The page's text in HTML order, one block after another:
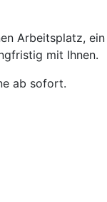
Arbeitsplatz,
mit Ihnen.
ab sofort.